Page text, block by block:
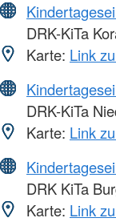
DRK-KiTa
Karte: Link
DRK-KiTa
Karte: Link
DRK KiTa
Karte: Link